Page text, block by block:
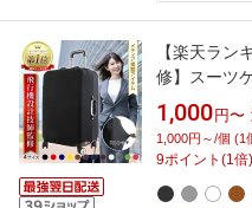
【楽天ラン
修】スーツ
防水 撥水 ss
ジカバー 大
ポッキリ 送
1,000 円〜
1,000円～/個 (1
9ポイント (1倍)